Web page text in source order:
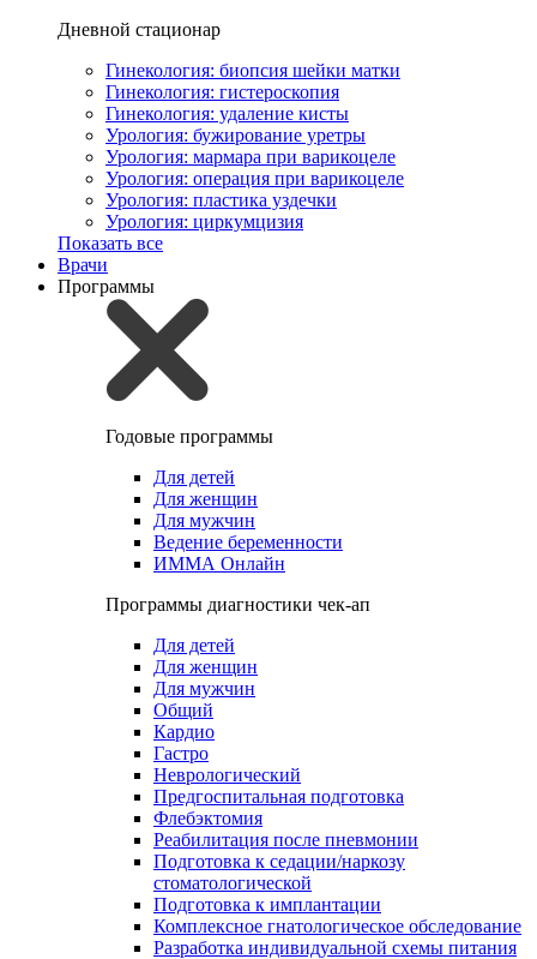
Дневной стационар
Гинекология: биопсия шейки матки
Гинекология: гистероскопия
Гинекология: удаление кисты
Урология: бужирование уретры
Урология: мармара при варикоцеле
Урология: операция при варикоцеле
Урология: пластика уздечки
Урология: циркумцизия
Показать все
Врачи
Программы
Годовые программы
Для детей
Для женщин
Для мужчин
Ведение беременности
ИММА Онлайн
Программы диагностики чек-ап
Для детей
Для женщин
Для мужчин
Общий
Кардио
Гастро
Неврологический
Предгоспитальная подготовка
Флебэктомия
Реабилитация после пневмонии
Подготовка к седации/наркозу
стоматологической
Подготовка к имплантации
Комплексное гнатологическое обследование
Разработка индивидуальной схемы питания